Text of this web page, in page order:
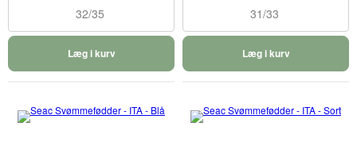
32/35
Læg i kurv
31/33
Læg i kurv